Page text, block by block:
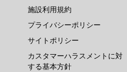
施設利用規約
プライバシーポリシー
サイトポリシー
カスタマーハラスメントに対
する基本方針